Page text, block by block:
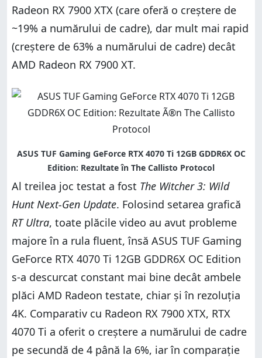
Radeon RX 7900 XTX (care oferă o creștere de
~19% a numărului de cadre), dar mult mai rapid
(creștere de 63% a numărului de cadre) decât
AMD Radeon RX 7900 XT.
Al treilea joc testat a fost The Witcher 3: Wild
Hunt Next-Gen Update. Folosind setarea grafică
RT Ultra, toate plăcile video au avut probleme
majore în a rula fluent, însă ASUS TUF Gaming
GeForce RTX 4070 Ti 12GB GDDR6X OC Edition
s-a descurcat constant mai bine decât ambele
plăci AMD Radeon testate, chiar și în rezoluția
4K. Comparativ cu Radeon RX 7900 XTX, RTX
4070 Ti a oferit o creștere a numărului de cadre
pe secundă de 4 până la 6%, iar în comparație